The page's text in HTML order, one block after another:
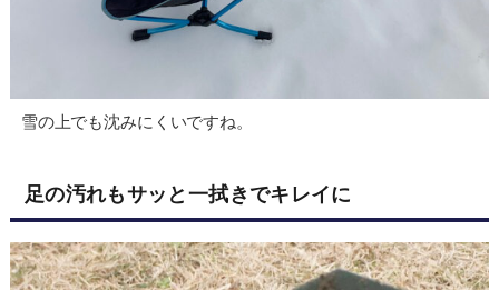
雪の上でも沈みにくいですね。
足の汚れもサッと一拭きでキレイに